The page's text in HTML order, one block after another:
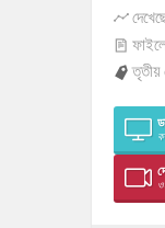
তৃতীয়